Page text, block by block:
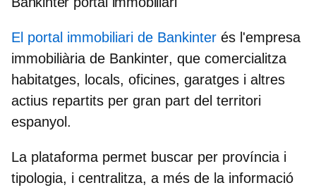
El portal immobiliari de Bankinter és l'empresa
immobiliària de Bankinter, que comercialitza
habitatges, locals, oficines, garatges i altres
actius repartits per gran part del territori
espanyol.
La plataforma permet buscar per província i
tipologia, i centralitza, a més de la informació